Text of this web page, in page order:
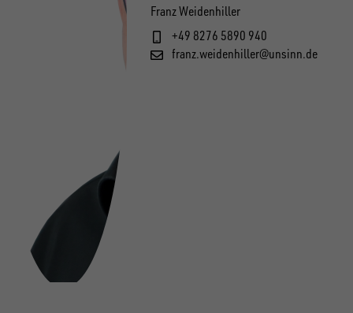
Franz Weidenhiller
+49 8276 5890 940
franz.weidenhiller@unsinn.de